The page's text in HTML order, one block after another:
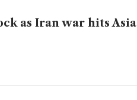
as Iran war hits Asia